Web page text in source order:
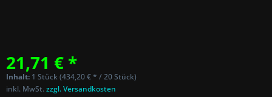
21,71 € *
Inhalt: 1 Stück (434,20 € * / 20 Stück)
inkl. MwSt.zzgl. Versandkosten